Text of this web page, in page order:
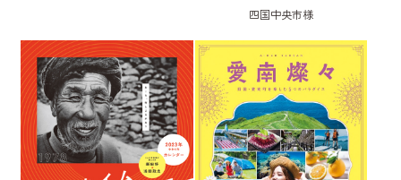
四国中央市様